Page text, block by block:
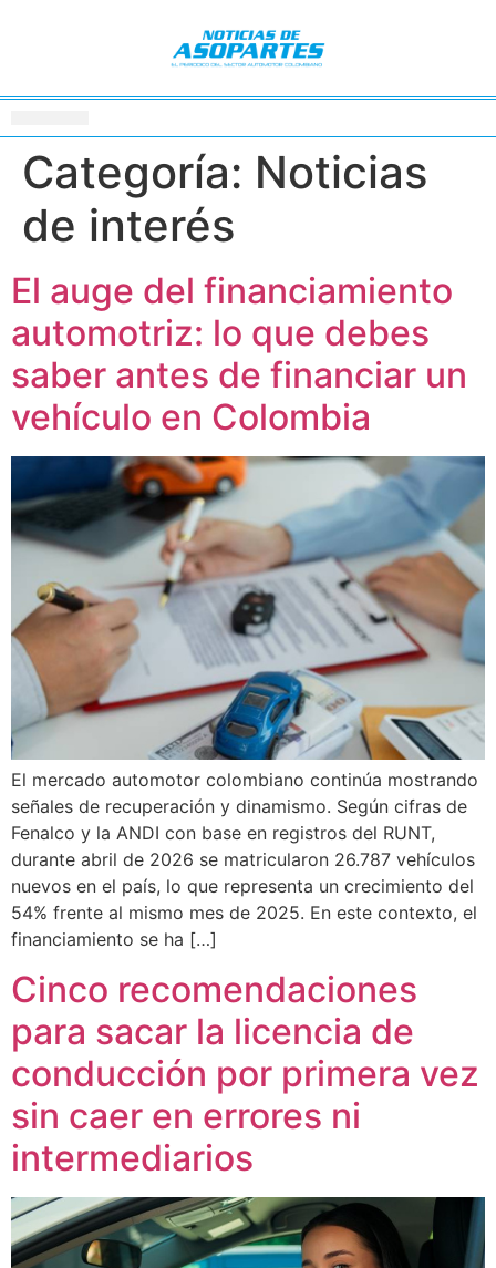
Categoría: Noticias
de interés
El auge del financiamiento
automotriz: lo que debes
saber antes de financiar un
vehículo en Colombia
El mercado automotor colombiano continúa mostrando
señales de recuperación y dinamismo. Según cifras de
Fenalco y la ANDI con base en registros del RUNT,
durante abril de 2026 se matricularon 26.787 vehículos
nuevos en el país, lo que representa un crecimiento del
54% frente al mismo mes de 2025. En este contexto, el
financiamiento se ha […]
Cinco recomendaciones
para sacar la licencia de
conducción por primera vez
sin caer en errores ni
intermediarios